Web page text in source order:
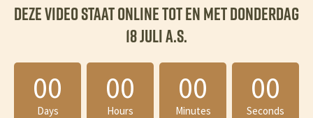
Deze video staat online tot en met donderdag
18 juli a.s.
00
Days
00
Hours
00
Minutes
00
Seconds